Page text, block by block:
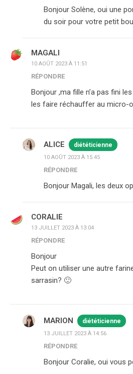
Bonjour Solène, oui une
du soir pour votre petit
MAGALI
10 AOÛT 2023 À 11:51
RÉPONDRE
Bonjour ,ma fille n’a pas fini
les faire réchauffer au micro-
ALICE diététicienne
10 AOÛT 2023 À 15:45
RÉPONDRE
Bonjour Magali, les deux
CORALIE
13 JUILLET 2023 À 13:04
RÉPONDRE
Bonjour
Peut on utiliser une autre
sarrasin? 🙂
MARION diététicienne
13 JUILLET 2023 À 14:56
RÉPONDRE
Bonjour Coralie, oui vous